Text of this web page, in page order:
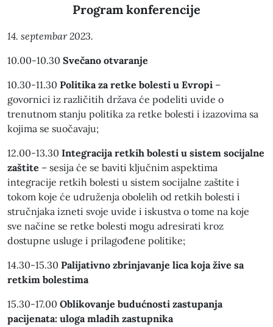
Program konferencije
14. septembar 2023.
10.00-10.30 Svečano otvaranje
10.30-11.30 Politika za retke bolesti u Evropi –
govornici iz različitih država će podeliti uvide o
trenutnom stanju politika za retke bolesti i izazovima sa
kojima se suočavaju;
12.00-13.30 Integracija retkih bolesti u sistem socijalne
zaštite – sesija će se baviti ključnim aspektima
integracije retkih bolesti u sistem socijalne zaštite i
tokom koje će udruženja obolelih od retkih bolesti i
stručnjaka izneti svoje uvide i iskustva o tome na koje
sve načine se retke bolesti mogu adresirati kroz
dostupne usluge i prilagođene politike;
14.30-15.30 Palijativno zbrinjavanje lica koja žive sa
retkim bolestima
15.30-17.00 Oblikovanje budućnosti zastupanja
pacijenata: uloga mladih zastupnika